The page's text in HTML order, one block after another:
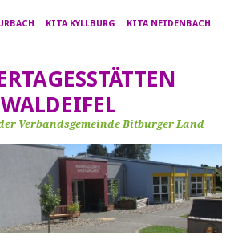
KITA KYLLBURG KITA NEIDENBACH
WALDEIFEL
Verbandsgemeinde Bitburger Land